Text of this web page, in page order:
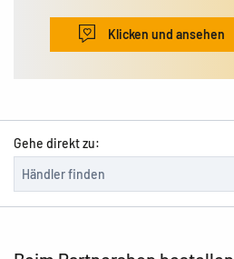
Klicken und ansehen
Gehe direkt zu: